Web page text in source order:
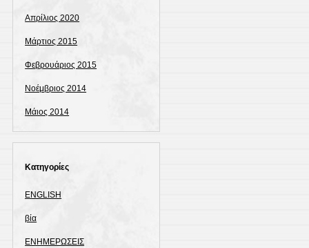
Απρίλιος 2020
Μάρτιος 2015
Φεβρουάριος 2015
Νοέμβριος 2014
Μάιος 2014
Kατηγορίες
ENGLISH
βία
ΕΝΗΜΕΡΩΣΕΙΣ